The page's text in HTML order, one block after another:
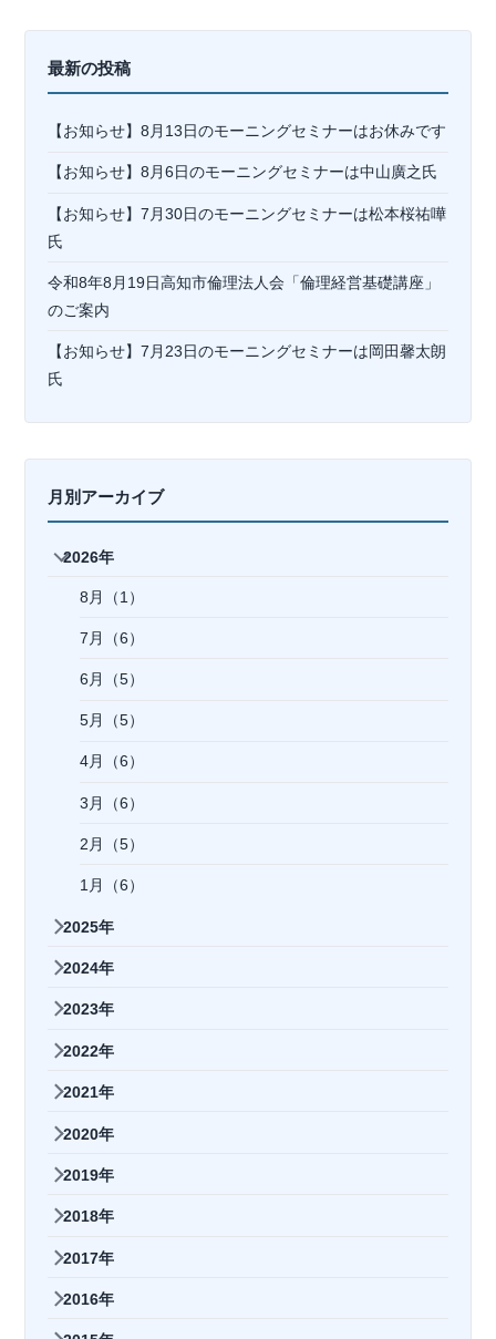
最新の投稿
【お知らせ】8月13日のモーニングセミナーはお休みです
【お知らせ】8月6日のモーニングセミナーは中山廣之氏
【お知らせ】7月30日のモーニングセミナーは松本桜祐嘩
氏
令和8年8月19日高知市倫理法人会「倫理経営基礎講座」
のご案内
【お知らせ】7月23日のモーニングセミナーは岡⽥馨太朗
氏
月別アーカイブ
2026年
8月（1）
7月（6）
6月（5）
5月（5）
4月（6）
3月（6）
2月（5）
1月（6）
2025年
2024年
2023年
2022年
2021年
2020年
2019年
2018年
2017年
2016年